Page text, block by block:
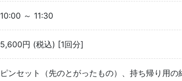
10:00 ～ 11:30
5,600円 (税込) [1回分]
ピンセット（先のとがったもの）、持ち帰り用の